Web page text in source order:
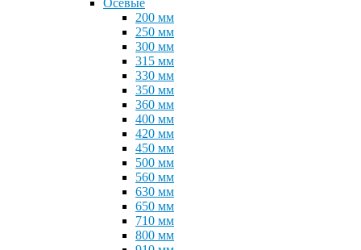
Осевые
200 мм
250 мм
300 мм
315 мм
330 мм
350 мм
360 мм
400 мм
420 мм
450 мм
500 мм
560 мм
630 мм
650 мм
710 мм
800 мм